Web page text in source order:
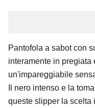
Pantofola a sabot con
interamente in
un'impareggiabile
Il nero intenso e la
queste slipper la scelta